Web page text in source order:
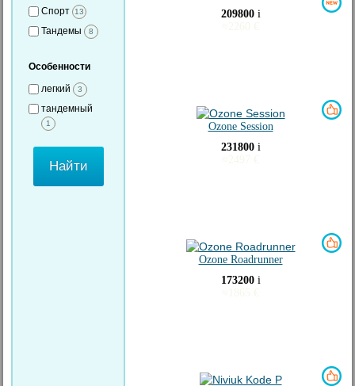
Спорт 13
Тандемы 8
Особенности
легкий
3
тандемный
1
209800 i
Ozone Session
231800 i
Ozone Roadrunner
173200 i